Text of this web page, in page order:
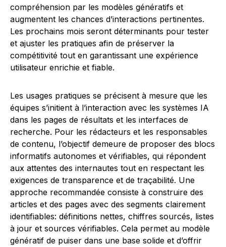
compréhension par les modèles génératifs et
augmentent les chances d’interactions pertinentes.
Les prochains mois seront déterminants pour tester
et ajuster les pratiques afin de préserver la
compétitivité tout en garantissant une expérience
utilisateur enrichie et fiable.
Les usages pratiques se précisent à mesure que les
équipes s’initient à l’interaction avec les systèmes IA
dans les pages de résultats et les interfaces de
recherche. Pour les rédacteurs et les responsables
de contenu, l’objectif demeure de proposer des blocs
informatifs autonomes et vérifiables, qui répondent
aux attentes des internautes tout en respectant les
exigences de transparence et de traçabilité. Une
approche recommandée consiste à construire des
articles et des pages avec des segments clairement
identifiables: définitions nettes, chiffres sourcés, listes
à jour et sources vérifiables. Cela permet au modèle
génératif de puiser dans une base solide et d’offrir